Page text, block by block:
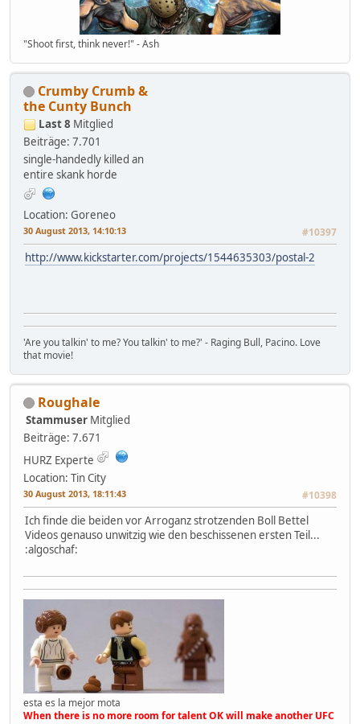
"Shoot first, think never!" - Ash
Crumby Crumb &
the Cunty Bunch
Last 8 Mitglied
Beiträge: 7.701
single-handedly killed an
entire skank horde
Location: Goreneo
30 August 2013, 14:10:13 #10397
http://www.kickstarter.com/projects/1544635303/postal-2
'Are you talkin' to me? You talkin' to me?' - Raging Bull, Pacino. Love
that movie!
Roughale
Stammuser Mitglied
Beiträge: 7.671
HURZ Experte
Location: Tin City
30 August 2013, 18:11:43 #10398
Ich finde die beiden vor Arroganz strotzenden Boll Bettel
Videos genauso unwitzig wie den beschissenen ersten Teil...
:algoschaf:
esta es la mejor mota
When there is no more room for talent OK will make another UFC